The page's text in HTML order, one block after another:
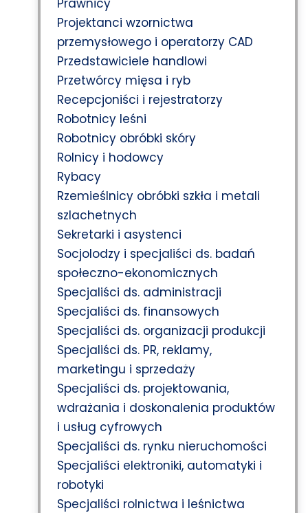
Prawnicy
Projektanci wzornictwa
przemysłowego i operatorzy CAD
Przedstawiciele handlowi
Przetwórcy mięsa i ryb
Recepcjoniści i rejestratorzy
Robotnicy leśni
Robotnicy obróbki skóry
Rolnicy i hodowcy
Rybacy
Rzemieślnicy obróbki szkła i metali
szlachetnych
Sekretarki i asystenci
Socjolodzy i specjaliści ds. badań
społeczno-ekonomicznych
Specjaliści ds. administracji
Specjaliści ds. finansowych
Specjaliści ds. organizacji produkcji
Specjaliści ds. PR, reklamy,
marketingu i sprzedaży
Specjaliści ds. projektowania,
wdrażania i doskonalenia produktów
i usług cyfrowych
Specjaliści ds. rynku nieruchomości
Specjaliści elektroniki, automatyki i
robotyki
Specjaliści rolnictwa i leśnictwa